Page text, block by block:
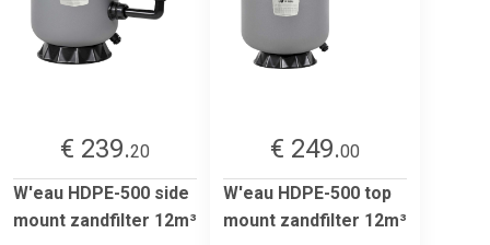
€ 239.20
W'eau HDPE-500 side
mount zandfilter 12m³
€ 249.00
W'eau HDPE-500 top
mount zandfilter 12m³